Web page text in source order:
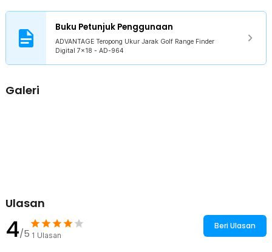
mengamati bola golf, flag, atau area lapangan dari jarak jauh. Visual
Kelengkapan Produk
Rincian yang Anda dapatkan untuk pembelian produk ini:
7x18 - AD-964
Buku Petunjuk Penggunaan
ADVANTAGE Teropong Ukur Jarak Golf Range Finder
Digital 7x18 - AD-964
Galeri
Ulasan
4/5 1 Ulasan
Beri Ulasan